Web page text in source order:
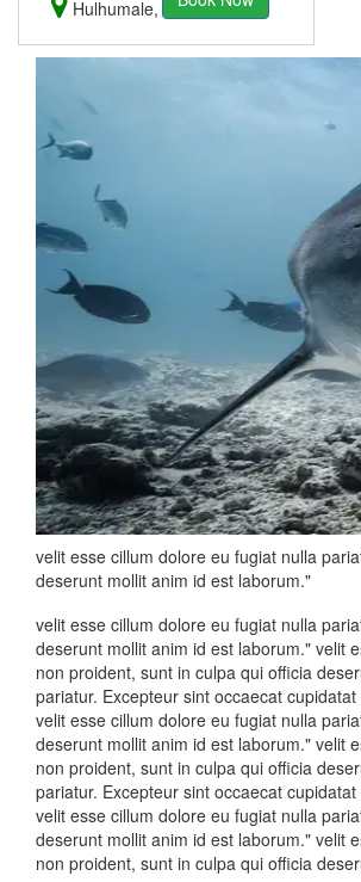
Hulhumale, Maldives
velit esse cillum dolore eu fugiat nulla
deserunt mollit anim id est laborum."
velit esse cillum dolore eu fugiat nulla
deserunt mollit anim id est laborum." velit
non proident, sunt in culpa qui officia
pariatur. Excepteur sint occaecat
velit esse cillum dolore eu fugiat nulla
deserunt mollit anim id est laborum." velit
non proident, sunt in culpa qui officia
pariatur. Excepteur sint occaecat
velit esse cillum dolore eu fugiat nulla
deserunt mollit anim id est laborum." velit
non proident, sunt in culpa qui officia